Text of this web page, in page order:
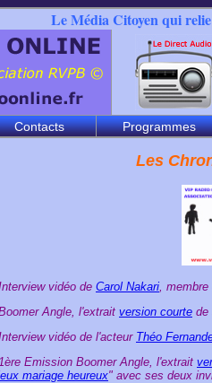
Le Média Citoyen qui
Contacts Programmes
Les
vidéo de Carol Nakari, membre
Angle, l'extrait version courte de
vidéo de l'acteur Théo
Emission Boomer Angle, l'extrait
mariage heureux" avec ses deux